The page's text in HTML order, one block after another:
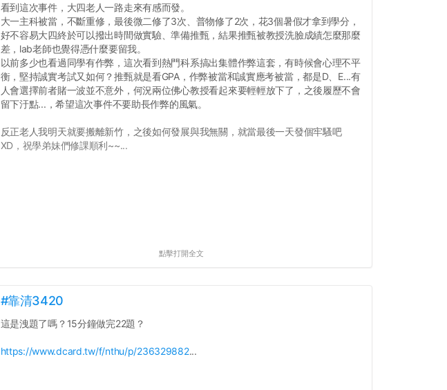
看到這次事件，大四老人一路走來有感而發。
大一主科被當，不斷重修，最後微二修了3次、普物修了2次，花3個暑假才拿到學分，
好不容易大四終於可以撥出時間做實驗、準備推甄，結果推甄被教授洗臉成績怎麼那麼
差，lab老師也覺得憑什麼要留我。
以前多少也看過同學有作弊，這次看到熱門科系搞出集體作弊這套，有時候會心理不平
衡，堅持誠實考試又如何？推甄就是看GPA，作弊被當和誠實應考被當，都是D、E...有
人會選擇前者賭一波並不意外，何況兩位佛心教授看起來要輕輕放下了，之後履歷不會
留下汙點...，希望這次事件不要助長作弊的風氣。
反正老人我明天就要搬離新竹，之後如何發展與我無關，就當最後一天發個牢騷吧
XD，祝學弟妹們修課順利~~...
點擊打開全文
#靠清3420
這是洩題了嗎？15分鐘做完22題？
https://www.dcard.tw/f/nthu/p/236329882...